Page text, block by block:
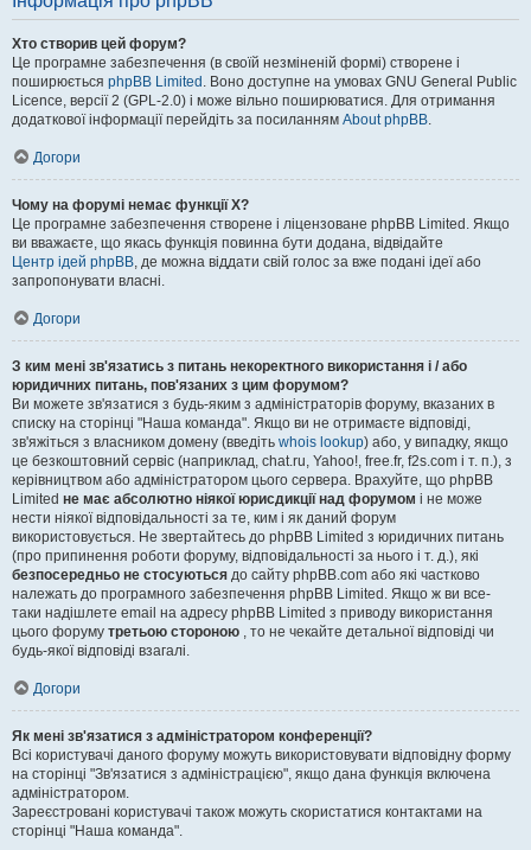
Хто створив цей форум?
Це програмне забезпечення (в своїй незміненій формі) створене і
поширюється phpBB Limited . Воно доступне на умовах GNU General Public
Licence, версії 2 (GPL-2.0) і може вільно поширюватися. Для отримання
додаткової інформації перейдіть за посиланням About phpBB.
Догори
Чому на форумі немає функції X?
Це програмне забезпечення створене і ліцензоване phpBB Limited. Якщо
ви вважаєте, що якась функція повинна бути додана, відвідайте
Центр ідей phpBB, де можна віддати свій голос за вже подані ідеї або
запропонувати власні.
Догори
З ким мені зв'язатись з питань некоректного використання і / або
юридичних питань, пов'язаних з цим форумом?
Ви можете зв'язатися з будь-яким з адміністраторів форуму, вказаних в
списку на сторінці "Наша команда". Якщо ви не отримаєте відповіді,
зв'яжіться з власником домену (введіть whois lookup) або, у випадку, якщо
це безкоштовний сервіс (наприклад, chat.ru, Yahoo!, free.fr, f2s.com і т. п.), з
керівництвом або адміністратором цього сервера. Врахуйте, що phpBB
Limited не має абсолютно ніякої юрисдикції над форумом і не може
нести ніякої відповідальності за те, ким і як даний форум
використовується. Не звертайтесь до phpBB Limited з юридичних питань
(про припинення роботи форуму, відповідальності за нього і т. д.), які
безпосередньо не стосуються до сайту phpBB.com або які частково
належать до програмного забезпечення phpBB Limited. Якщо ж ви все-
таки надішлете email на адресу phpBB Limited з приводу використання
цього форуму третьою стороною , то не чекайте детальної відповіді чи
будь-якої відповіді взагалі.
Догори
Як мені зв'язатися з адміністратором конференції?
Всі користувачі даного форуму можуть використовувати відповідну форму
на сторінці "Зв'язатися з адміністрацією", якщо дана функція включена
адміністратором.
Зареєстровані користувачі також можуть скористатися контактами на
сторінці "Наша команда".